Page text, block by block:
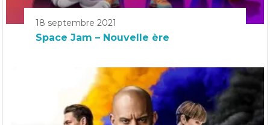
18 septembre 2021
Space Jam – Nouvelle ère